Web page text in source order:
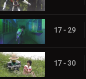
17 - 29
17 - 30